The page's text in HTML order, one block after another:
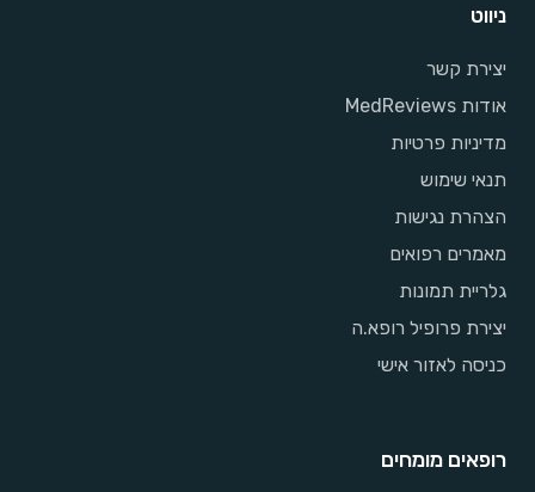
ניווט
יצירת קשר
אודות MedReviews
מדיניות פרטיות
תנאי שימוש
הצהרת נגישות
מאמרים רפואים
גלריית תמונות
יצירת פרופיל רופא.ה
כניסה לאזור אישי
רופאים מומחים